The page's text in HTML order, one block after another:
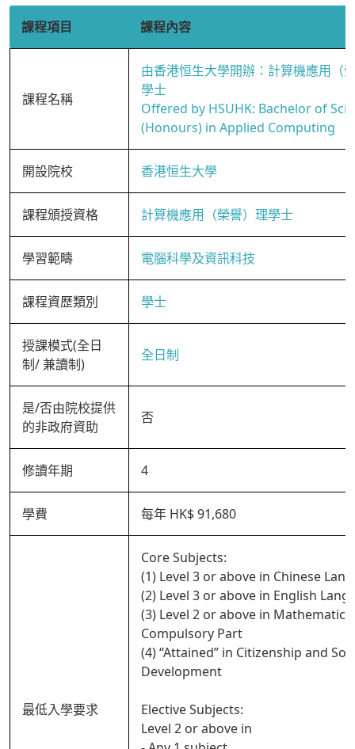
課程項目 課程內容
課程名稱
由香港恒生大學開辦：計算機應用（
學士
Offered by HSUHK: Bachelor of
(Honours) in Applied Computing
開設院校 香港恒生大學
課程頒授資格 計算機應用（榮譽）理學士
學習範疇 電腦科學及資訊科技
課程資歷類別 學士
授課模式(全日
制/ 兼讀制)
全日制
是/否由院校提供
的非政府資助
否
修讀年期 4
學費 每年 HK$ 91,680
最低入學要求
Core Subjects:
(1) Level 3 or above in Chinese
(2) Level 3 or above in English
(3) Level 2 or above in Mathematics
Compulsory Part
(4) “Attained” in Citizenship and
Development
Elective Subjects:
Level 2 or above in